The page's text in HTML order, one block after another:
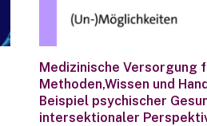
Medizinische Versorgung
Methoden,Wissen und
Beispiel psychischer
intersektionaler